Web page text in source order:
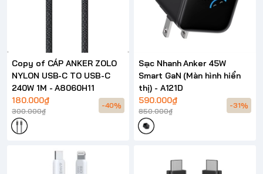
Copy of CÁP ANKER ZOLO
NYLON USB-C TO USB-C
240W 1M - A8060H11
180.000₫
300.000₫
-40%
Sạc Nhanh Anker 45W
Smart GaN (Màn hình hiển
thị) - A121D
590.000₫
850.000₫
-31%